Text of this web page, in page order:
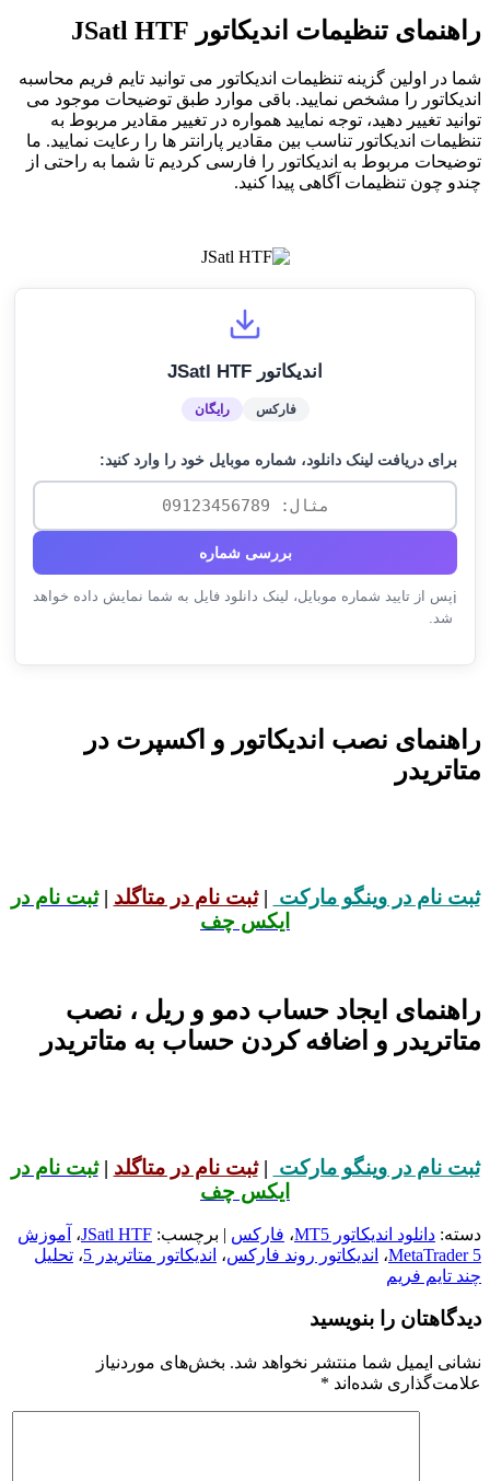
راهنمای تنظیمات اندیکاتور JSatl HTF
شما در اولین گزینه تنظیمات اندیکاتور می توانید تایم فریم محاسبه
اندیکاتور را مشخص نمایید. باقی موارد طبق توضیحات موجود می
توانید تغییر دهید، توجه نمایید همواره در تغییر مقادیر مربوط به
تنظیمات اندیکاتور تناسب بین مقادیر پارانتر ها را رعایت نمایید. ما
توضیحات مربوط به اندیکاتور را فارسی کردیم تا شما به راحتی از
چندو چون تنظیمات آگاهی پیدا کنید.
اندیکاتور JSatl HTF
فارکس رایگان
برای دریافت لینک دانلود، شماره موبایل خود را وارد کنید:
بررسی شماره
ℹ️پس از تایید شماره موبایل، لینک دانلود فایل به شما نمایش داده خواهد
شد.
راهنمای نصب اندیکاتور و اکسپرت در
متاتریدر
ثبت نام در وینگو مارکت |ثبت نام در متاگلد |ثبت نام در
ایکس چف
راهنمای ایجاد حساب دمو و ریل ، نصب
متاتریدر و اضافه کردن حساب به متاتریدر
ثبت نام در وینگو مارکت |ثبت نام در متاگلد |ثبت نام در
ایکس چف
دسته: دانلود اندیکاتور MT5 ، فارکس | برچسب: JSatl HTF، آموزش
MetaTrader 5، اندیکاتور روند فارکس، اندیکاتور متاتریدر 5 ، تحلیل
چند تایم فریم
دیدگاهتان را بنویسید
نشانی ایمیل شما منتشر نخواهد شد. بخش‌های موردنیاز
علامت‌گذاری شده‌اند *